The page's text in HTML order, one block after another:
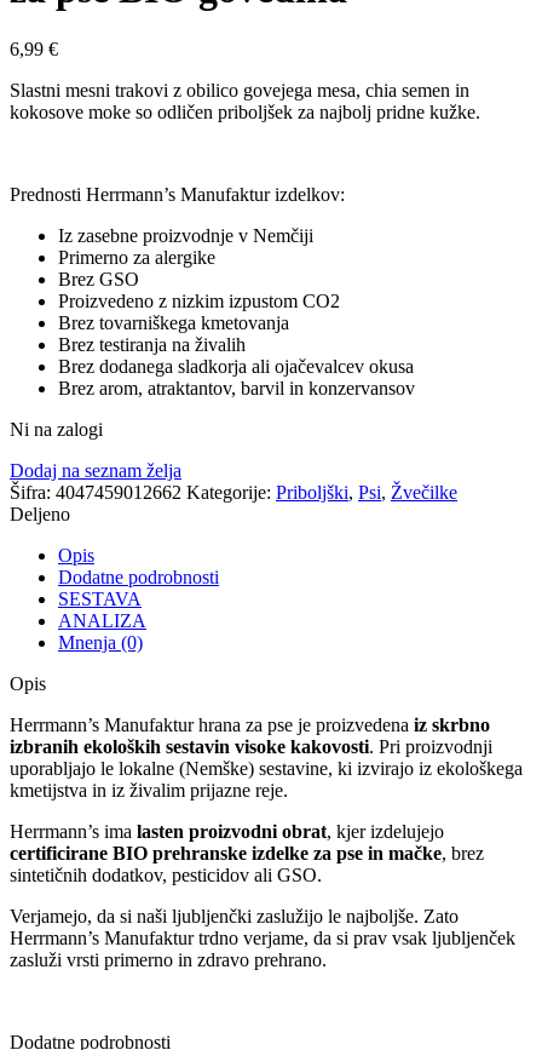
6,99 €
Slastni mesni trakovi z obilico govejega mesa, chia semen in
kokosove moke so odličen priboljšek za najbolj pridne kužke.
Prednosti Herrmann’s Manufaktur izdelkov:
Iz zasebne proizvodnje v Nemčiji
Primerno za alergike
Brez GSO
Proizvedeno z nizkim izpustom CO2
Brez tovarniškega kmetovanja
Brez testiranja na živalih
Brez dodanega sladkorja ali ojačevalcev okusa
Brez arom, atraktantov, barvil in konzervansov
Ni na zalogi
Dodaj na seznam želja
Šifra: 4047459012662 Kategorije: Priboljški, Psi, Žvečilke
Deljeno
Opis
Dodatne podrobnosti
SESTAVA
ANALIZA
Mnenja (0)
Opis
Herrmann’s Manufaktur hrana za pse je proizvedena iz skrbno
izbranih ekoloških sestavin visoke kakovosti. Pri proizvodnji
uporabljajo le lokalne (Nemške) sestavine, ki izvirajo iz ekološkega
kmetijstva in iz živalim prijazne reje.
Herrmann’s ima lasten proizvodni obrat, kjer izdelujejo
certificirane BIO prehranske izdelke za pse in mačke, brez
sintetičnih dodatkov, pesticidov ali GSO.
Verjamejo, da si naši ljubljenčki zaslužijo le najboljše. Zato
Herrmann’s Manufaktur trdno verjame, da si prav vsak ljubljenček
zasluži vrsti primerno in zdravo prehrano.
Dodatne podrobnosti